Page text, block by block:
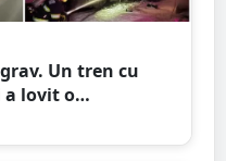
Un tren cu
a lovit o